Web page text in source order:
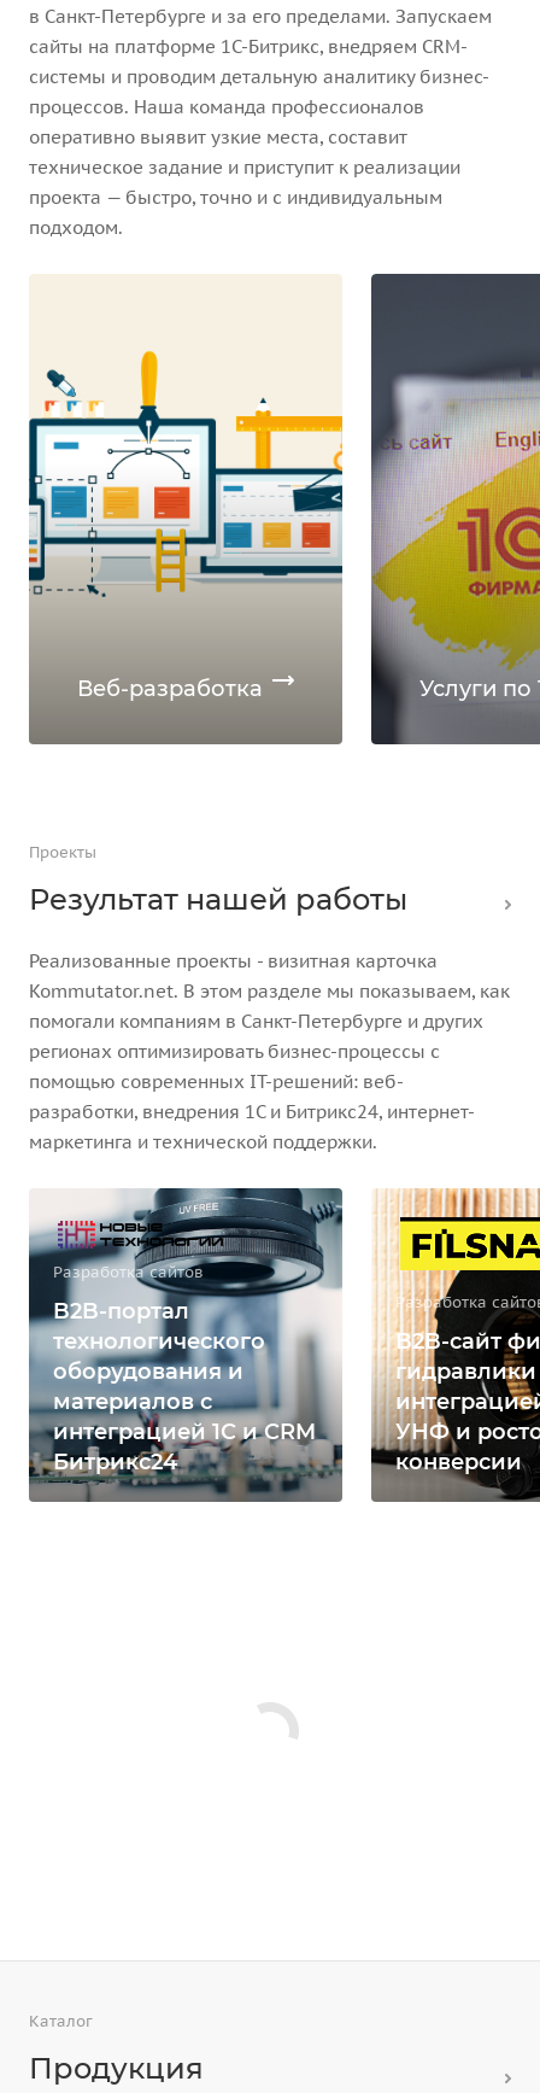
в Санкт-Петербурге и за его пределами. Запускаем
сайты на платформе 1С-Битрикс, внедряем CRM-
системы и проводим детальную аналитику бизнес-
процессов. Наша команда профессионалов
оперативно выявит узкие места, составит
техническое задание и приступит к реализации
проекта — быстро, точно и с индивидуальным
подходом.
Веб-разработка Услуги по
Проекты
Результат нашей работы
Реализованные проекты - визитная карточка
Kommutator.net. В этом разделе мы показываем, как
помогали компаниям в Санкт-Петербурге и других
регионах оптимизировать бизнес-процессы с
помощью современных IT-решений: веб-
разработки, внедрения 1С и Битрикс24, интернет-
маркетинга и технической поддержки.
Разработка сайтов
B2B-портал
технологического
оборудования и
материалов с
интеграцией 1С и CRM
Битрикс24
Разработка
B2B-сайт
гидравлики
УНФ и
конверсии
Каталог
Продукция